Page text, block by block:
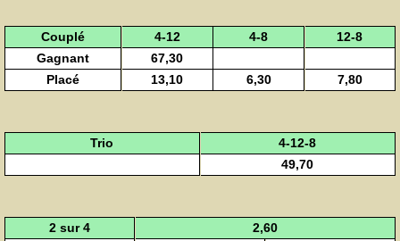
Couplé 4-12 4-8
12-8
Gagnant
67,30
Placé
13,10 6,30 7,80
Trio
4-12-8
49,70
2 sur 4
2,60